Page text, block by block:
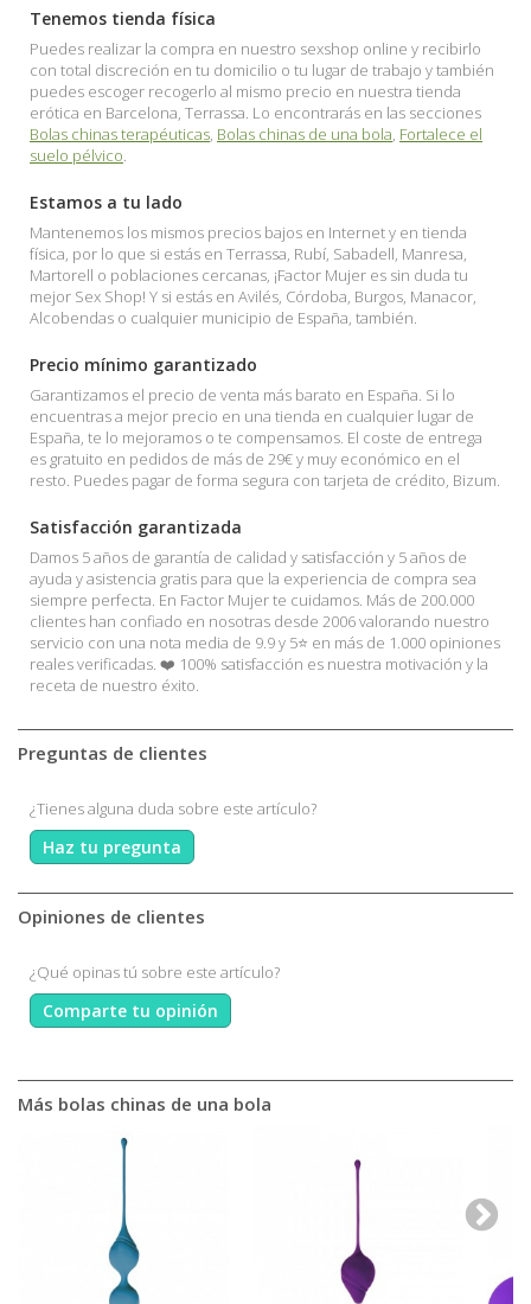
Tenemos tienda física
Puedes realizar la compra en nuestro sexshop online y recibirlo
con total discreción en tu domicilio o tu lugar de trabajo y también
puedes escoger recogerlo al mismo precio en nuestra tienda
erótica en Barcelona, Terrassa. Lo encontrarás en las secciones
Bolas chinas terapéuticas, Bolas chinas de una bola, Fortalece el
suelo pélvico.
Estamos a tu lado
Mantenemos los mismos precios bajos en Internet y en tienda
física, por lo que si estás en Terrassa, Rubí, Sabadell, Manresa,
Martorell o poblaciones cercanas, ¡Factor Mujer es sin duda tu
mejor Sex Shop! Y si estás en Avilés, Córdoba, Burgos, Manacor,
Alcobendas o cualquier municipio de España, también.
Precio mínimo garantizado
Garantizamos el precio de venta más barato en España. Si lo
encuentras a mejor precio en una tienda en cualquier lugar de
España, te lo mejoramos o te compensamos. El coste de entrega
es gratuito en pedidos de más de 29€ y muy económico en el
resto. Puedes pagar de forma segura con tarjeta de crédito, Bizum.
Satisfacción garantizada
Damos 5 años de garantía de calidad y satisfacción y 5 años de
ayuda y asistencia gratis para que la experiencia de compra sea
siempre perfecta. En Factor Mujer te cuidamos. Más de 200.000
clientes han confiado en nosotras desde 2006 valorando nuestro
servicio con una nota media de 9.9 y 5⭐ en más de 1.000 opiniones
reales verificadas. ❤️ 100% satisfacción es nuestra motivación y la
receta de nuestro éxito.
Preguntas de clientes
¿Tienes alguna duda sobre este artículo?
Haz tu pregunta
Opiniones de clientes
¿Qué opinas tú sobre este artículo?
Comparte tu opinión
Más bolas chinas de una bola